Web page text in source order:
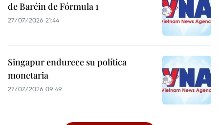
de Baréin de Fórmula 1
27/07/2026 21:44
Singapur endurece su política
monetaria
27/07/2026 09:49